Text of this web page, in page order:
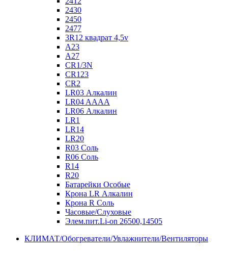
2430
2450
2477
3R12 квадрат 4,5v
A23
A27
CR1/3N
CR123
CR2
LR03 Алкалин
LR04 AAAA
LR06 Алкалин
LR1
LR14
LR20
R03 Соль
R06 Соль
R14
R20
Батарейки Особые
Крона LR Алкалин
Крона R Соль
Часовые/Слуховые
Элем.пит.Li-on 26500,14505
КЛИМАТ/Обогреватели/Увлажнители/Вентиляторы